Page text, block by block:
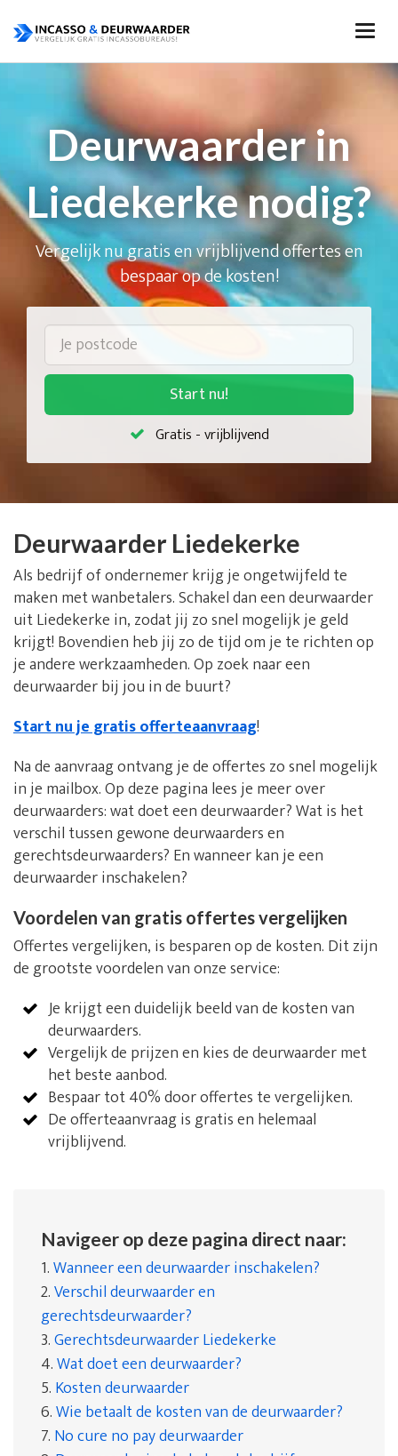
Deurwaarder in
Liedekerke nodig?
Vergelijk nu gratis en vrijblijvend offertes en
bespaar op de kosten!
Start nu!
Gratis - vrijblijvend
Deurwaarder Liedekerke
Als bedrijf of ondernemer krijg je ongetwijfeld te
maken met wanbetalers. Schakel dan een deurwaarder
uit Liedekerke in, zodat jij zo snel mogelijk je geld
krijgt! Bovendien heb jij zo de tijd om je te richten op
je andere werkzaamheden. Op zoek naar een
deurwaarder bij jou in de buurt?
Start nu je gratis offerteaanvraag!
Na de aanvraag ontvang je de offertes zo snel mogelijk
in je mailbox. Op deze pagina lees je meer over
deurwaarders: wat doet een deurwaarder? Wat is het
verschil tussen gewone deurwaarders en
gerechtsdeurwaarders? En wanneer kan je een
deurwaarder inschakelen?
Voordelen van gratis offertes vergelijken
Offertes vergelijken, is besparen op de kosten. Dit zijn
de grootste voordelen van onze service:
Je krijgt een duidelijk beeld van de kosten van
deurwaarders.
Vergelijk de prijzen en kies de deurwaarder met
het beste aanbod.
Bespaar tot 40% door offertes te vergelijken.
De offerteaanvraag is gratis en helemaal
vrijblijvend.
Navigeer op deze pagina direct naar:
1.Wanneer een deurwaarder inschakelen?
2.Verschil deurwaarder en
gerechtsdeurwaarder?
3.Gerechtsdeurwaarder Liedekerke
4.Wat doet een deurwaarder?
5. Kosten deurwaarder
6.Wie betaalt de kosten van de deurwaarder?
7. No cure no pay deurwaarder